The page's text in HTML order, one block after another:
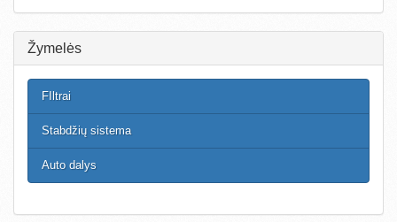
Žymelės
FIltrai
Stabdžių sistema
Auto dalys